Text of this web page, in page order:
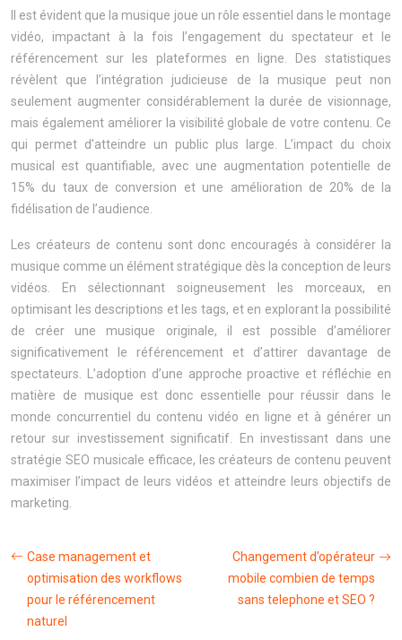
Il est évident que la musique joue un rôle essentiel dans le montage
vidéo, impactant à la fois l’engagement du spectateur et le
référencement sur les plateformes en ligne. Des statistiques
révèlent que l’intégration judicieuse de la musique peut non
seulement augmenter considérablement la durée de visionnage,
mais également améliorer la visibilité globale de votre contenu. Ce
qui permet d’atteindre un public plus large. L’impact du choix
musical est quantifiable, avec une augmentation potentielle de
15% du taux de conversion et une amélioration de 20% de la
fidélisation de l’audience.
Les créateurs de contenu sont donc encouragés à considérer la
musique comme un élément stratégique dès la conception de leurs
vidéos. En sélectionnant soigneusement les morceaux, en
optimisant les descriptions et les tags, et en explorant la possibilité
de créer une musique originale, il est possible d’améliorer
significativement le référencement et d’attirer davantage de
spectateurs. L’adoption d’une approche proactive et réfléchie en
matière de musique est donc essentielle pour réussir dans le
monde concurrentiel du contenu vidéo en ligne et à générer un
retour sur investissement significatif. En investissant dans une
stratégie SEO musicale efficace, les créateurs de contenu peuvent
maximiser l’impact de leurs vidéos et atteindre leurs objectifs de
marketing.
Case management et
optimisation des workflows
pour le référencement
naturel
Changement d’opérateur
mobile combien de temps
sans telephone et SEO ?